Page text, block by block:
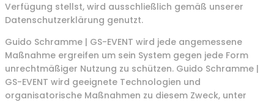
Verfügung stellst, wird ausschließlich gemäß unserer
Datenschutzerklärung genutzt.
Guido Schramme | GS-EVENT wird jede angemessene
Maßnahme ergreifen um sein System gegen jede Form
unrechtmäßiger Nutzung zu schützen. Guido Schramme |
GS-EVENT wird geeignete Technologien und
organisatorische Maßnahmen zu diesem Zweck, unter